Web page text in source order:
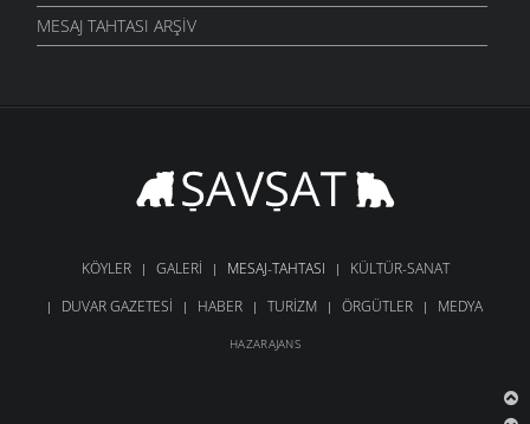
MESAJ TAHTASI ARŞIV
KÖYLER GALERI MESAJ-TAHTASI
KÜLTÜR-SANAT
DUVAR GAZETESI
HABER TURIZM ÖRGÜTLER MEDYA
HAZARAJANS